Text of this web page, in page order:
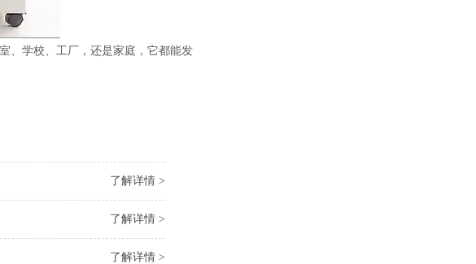
、学校、工厂，还是家庭，它都能发
了解详情 >
了解详情 >
了解详情 >